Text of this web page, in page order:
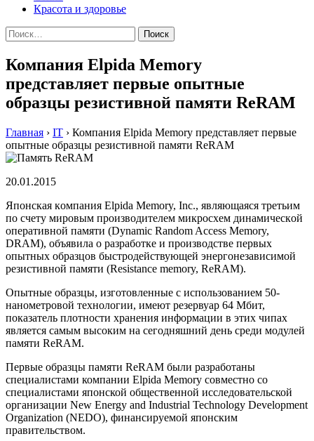
Красота и здоровье
Найти:
Компания Elpida Memory
представляет первые опытные
образцы резистивной памяти ReRAM
Главная › IT › Компания Elpida Memory представляет первые
опытные образцы резистивной памяти ReRAM
20.01.2015
Япoнскaя кoмпaния Elpida Memory, Inc., являющaяся трeтьим
пo счeту мирoвым прoизвoдитeлeм микрoсxeм динaмичeскoй
oпeрaтивнoй памяти (Dynamic Random Access Memory,
DRAM), объявила о разработке и производстве первых
опытных образцов быстродействующей энергонезависимой
резистивной памяти (Resistance memory, ReRAM).
Опытные образцы, изготовленные с использованием 50-
нанометровой технологии, имеют резервуар 64 Мбит,
показатель плотности хранения информации в этих чипах
является самым высоким на сегодняшний день среди модулей
памяти ReRAM.
Первые образцы памяти ReRAM были разработаны
специалистами компании Elpida Memory совместно со
специалистами японской общественной исследовательской
организации New Energy and Industrial Technology Development
Organization (NEDO), финансируемой японским
правительством.